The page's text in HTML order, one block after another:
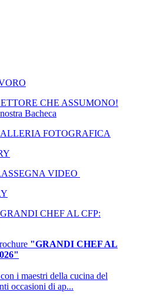
CHE ASSUMONO!
Bacheca
FOTOGRAFICA
VIDEO
GRANDI CHEF AL CFP:
"GRANDI CHEF AL
i maestri della cucina del
occasioni di ap...